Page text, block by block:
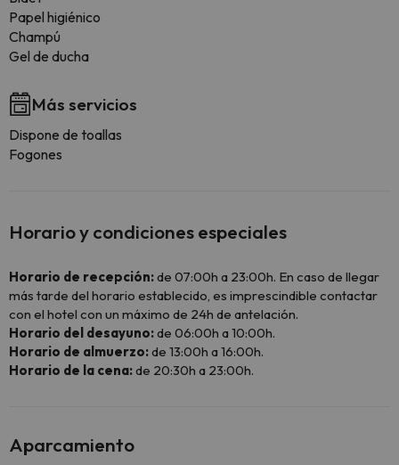
Papel higiénico
Champú
Gel de ducha
Más servicios
Dispone de toallas
Fogones
Horario y condiciones especiales
Horario de recepción:de 07:00h a 23:00h. En caso de llegar
más tarde del horario establecido, es imprescindible contactar
con el hotel con un máximo de 24h de antelación.
Horario del desayuno:de 06:00h a 10:00h.
Horario de almuerzo:de 13:00h a 16:00h.
Horario de la cena:de 20:30h a 23:00h.
Aparcamiento